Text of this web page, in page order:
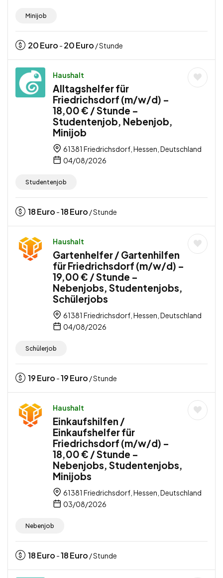
Minijob
20Euro - 20Euro / Stunde
Haushalt
Alltagshelfer für
Friedrichsdorf (m/w/d) –
18,00 € / Stunde –
Studentenjob, Nebenjob,
Minijob
61381 Friedrichsdorf, Hessen, Deutschland
04/08/2026
Studentenjob
18Euro -18Euro / Stunde
Haushalt
Gartenhelfer / Gartenhilfen
für Friedrichsdorf (m/w/d) –
19,00 € / Stunde –
Nebenjobs, Studentenjobs,
Schülerjobs
61381 Friedrichsdorf, Hessen, Deutschland
04/08/2026
Schülerjob
19Euro -19Euro / Stunde
Haushalt
Einkaufshilfen /
Einkaufshelfer für
Friedrichsdorf (m/w/d) –
18,00 € / Stunde –
Nebenjobs, Studentenjobs,
Minijobs
61381 Friedrichsdorf, Hessen, Deutschland
03/08/2026
Nebenjob
18Euro -18Euro / Stunde